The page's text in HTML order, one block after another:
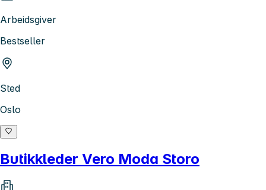
Arbeidsgiver
Bestseller
Sted
Oslo
Butikkleder Vero Moda Storo